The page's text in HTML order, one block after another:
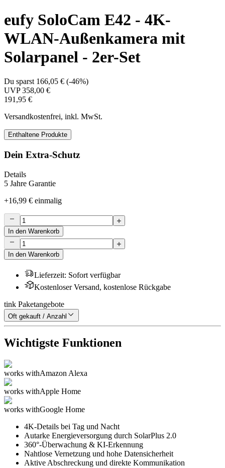
eufy SoloCam E42 - 4K-
WLAN-Außenkamera mit
Solarpanel - 2er-Set
Du sparst 166,05 € (-46%)
UVP358,00 €
191,95 €
Versandkostenfrei, inkl. MwSt.
Enthaltene Produkte
Dein Extra-Schutz
Details
5 Jahre Garantie
+16,99 € einmalig
In den Warenkorb
In den Warenkorb
Lieferzeit: Sofort verfügbar
Kostenloser Versand, kostenlose Rückgabe
tink Paketangebote
Oft gekauft / Anzahl
Wichtigste Funktionen
works withAmazon Alexa
works withApple Home
works withGoogle Home
4K-Details bei Tag und Nacht
Autarke Energieversorgung durch SolarPlus 2.0
360°-Überwachung & KI-Erkennung
Nahtlose Vernetzung und hohe Datensicherheit
Aktive Abschreckung und direkte Kommunikation